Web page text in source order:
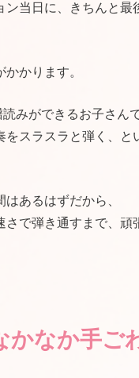
当日に、きちんと最
かります。
みができるお子さん
スラスラと弾く、
あるはずだから、
さで弾き通すまで、頑
かなか手ご